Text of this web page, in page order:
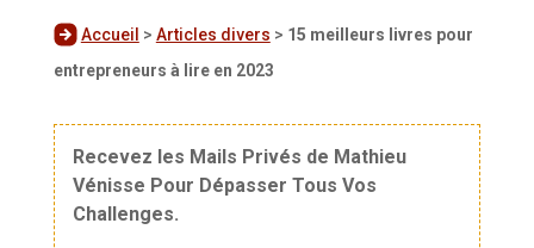
Accueil > Articles divers > 15 meilleurs livres pour
entrepreneurs à lire en 2023
Recevez les Mails Privés de Mathieu
Vénisse Pour Dépasser Tous Vos
Challenges.